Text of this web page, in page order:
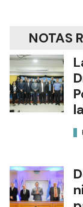
NOTAS